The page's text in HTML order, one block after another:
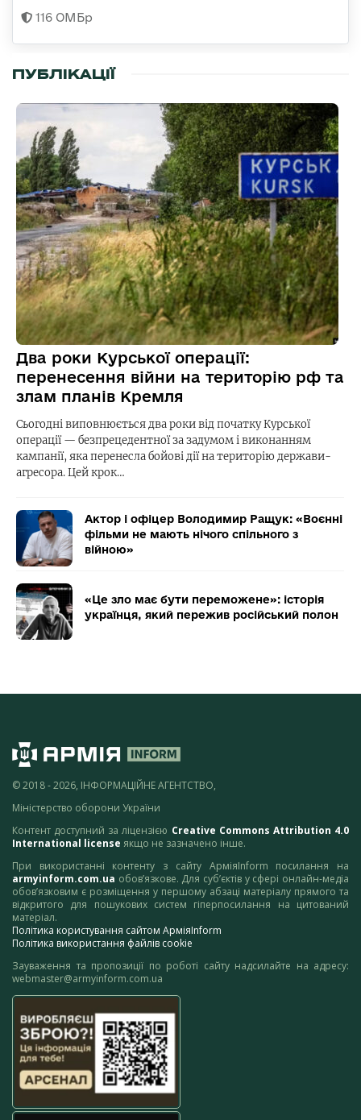
116 ОМБр
ПУБЛІКАЦІЇ
Два роки Курської операції:
перенесення війни на територію рф та
злам планів Кремля
Сьогодні виповнюється два роки від початку Курської
операції — безпрецедентної за задумом і виконанням
кампанії, яка перенесла бойові дії на територію держави-
агресора. Цей крок…
Актор і офіцер Володимир Ращук: «Воєнні
фільми не мають нічого спільного з
війною»
«Це зло має бути переможене»: історія
українця, який пережив російський полон
© 2018 - 2026, ІНФОРМАЦІЙНЕ АГЕНТСТВО,
Міністерство оборони України
Контент доступний за ліцензією Creative Commons Attribution 4.0
International license якщо не зазначено інше.
При використанні контенту з сайту АрміяInform посилання на
armyinform.com.ua обов’язкове. Для суб’єктів у сфері онлайн-медіа
обов’язковим є розміщення у першому абзаці матеріалу прямого та
відкритого для пошукових систем гіперпосилання на цитований
матеріал.
Політика користування сайтом АрміяInform
Політика використання файлів cookie
Зауваження та пропозиції по роботі сайту надсилайте на адресу:
webmaster@armyinform.com.ua